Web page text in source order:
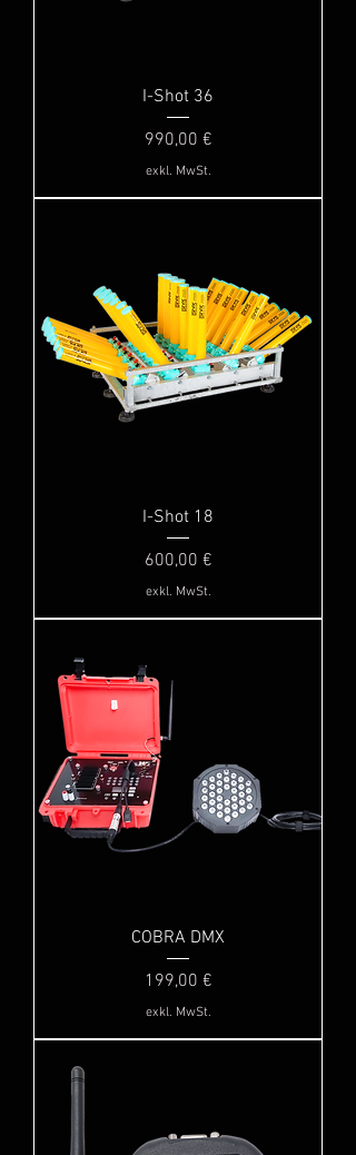
I-Shot 36
Preis
990,00 €
exkl. MwSt.
I-Shot 18
Preis
600,00 €
exkl. MwSt.
COBRA DMX
Preis
199,00 €
exkl. MwSt.